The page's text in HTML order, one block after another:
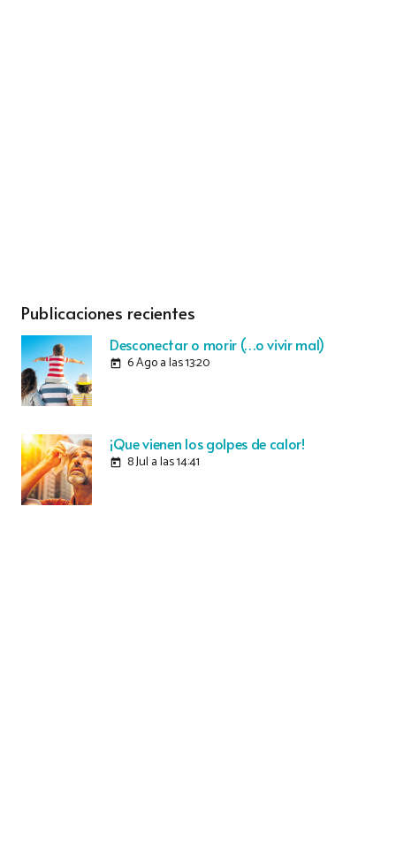
Publicaciones recientes
Desconectar o morir (…o vivir mal)
today 6 Ago a las 13:20
¡Que vienen los golpes de calor!
today 8 Jul a las 14:41